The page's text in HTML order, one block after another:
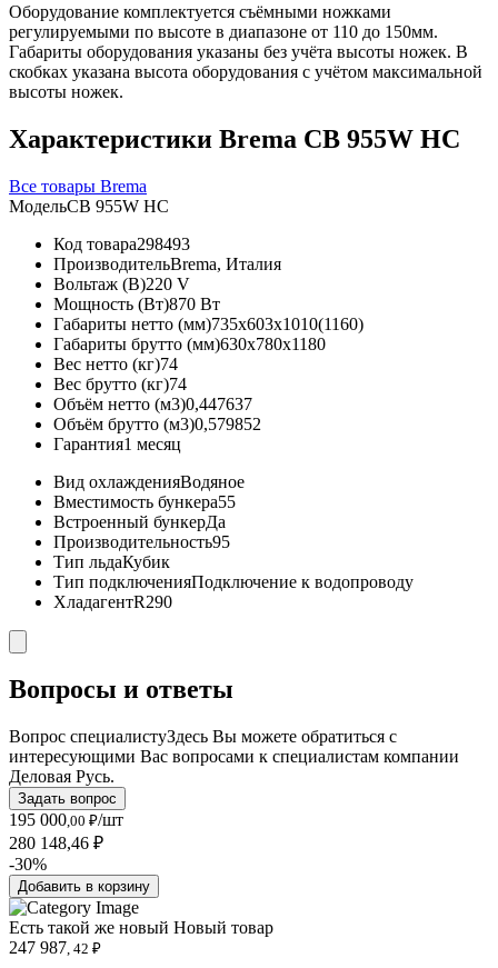
Оборудование комплектуется съёмными ножками
регулируемыми по высоте в диапазоне от 110 до 150мм.
Габариты оборудования указаны без учёта высоты ножек. В
скобках указана высота оборудования с учётом максимальной
высоты ножек.
Характеристики Brema CB 955W HC
Все товары Brema
МодельCB 955W HC
Код товара298493
ПроизводительBrema, Италия
Вольтаж (В)220 V
Мощность (Вт)870 Вт
Габариты нетто (мм)735x603x1010(1160)
Габариты брутто (мм)630x780x1180
Вес нетто (кг)74
Вес брутто (кг)74
Объём нетто (м3)0,447637
Объём брутто (м3)0,579852
Гарантия1 месяц
Вид охлажденияВодяное
Вместимость бункера55
Встроенный бункерДа
Производительность95
Тип льдаКубик
Тип подключенияПодключение к водопроводу
ХладагентR290
Вопросы и ответы
Вопрос специалистуЗдесь Вы можете обратиться с
интересующими Вас вопросами к специалистам компании
Деловая Русь.
Задать вопрос
195 000,00 ₽/шт
280 148,46 ₽
-30%
Добавить в корзину
Есть такой же новый Новый товар
247 987, 42 ₽